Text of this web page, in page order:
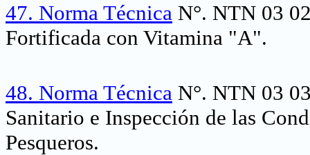
47. Norma Técnica N°. NTN 03
Fortificada con Vitamina "A".
48. Norma Técnica N°. NTN 03
Sanitario e Inspección de las
Pesqueros.